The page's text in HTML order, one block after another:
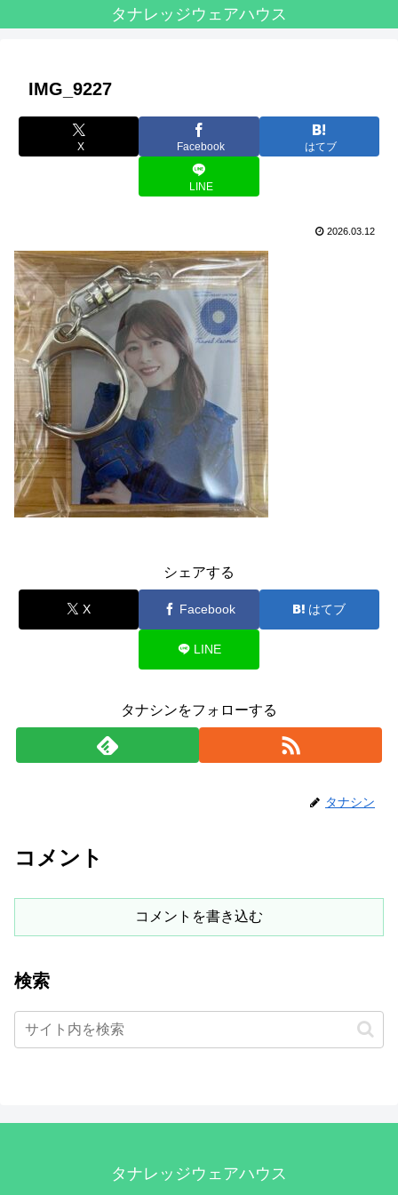
タナレッジウェアハウス
IMG_9227
X Facebook はてブ
LINE
2026.03.12
シェアする
X Facebook はてブ
LINE
タナシンをフォローする
タナシン
コメント
コメントを書き込む
検索
タナレッジウェアハウス